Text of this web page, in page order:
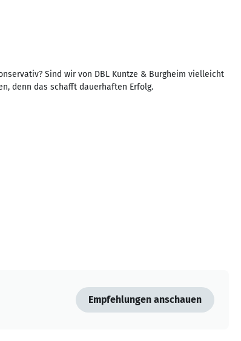
Sind wir von DBL Kuntze & Burgheim vielleicht
denn das schafft dauerhaften Erfolg.
Empfehlungen anschauen